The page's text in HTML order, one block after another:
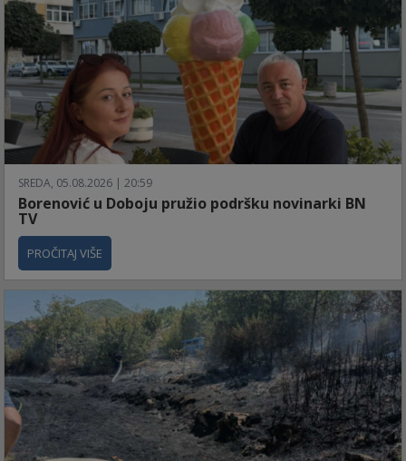
SREDA, 05.08.2026 | 20:59
Borenović u Doboju pružio podršku novinarki BN
TV
PROČITAJ VIŠE